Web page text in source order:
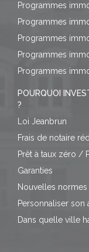
Programmes
Programmes
Programmes
Programmes
Programmes
POURQUOI
?
Loi Jeanbrun
Frais de notaire
Prêt à taux zéro /
Garanties
Nouvelles normes
Personnaliser son
Dans quelle ville